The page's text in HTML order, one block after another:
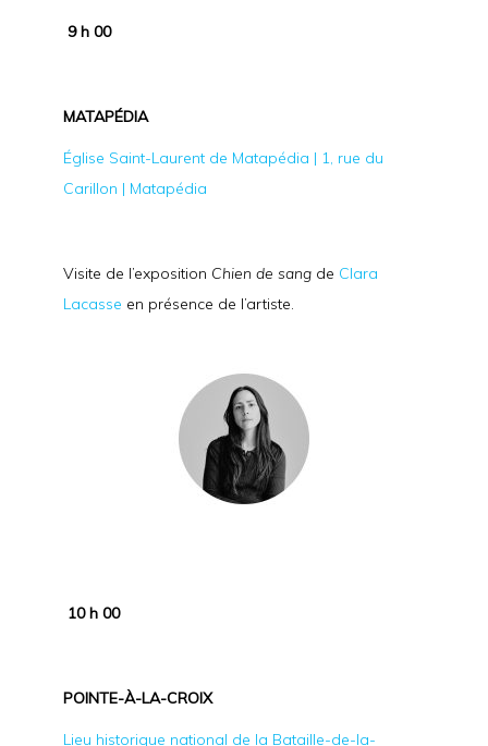
9 h 00
MATAPÉDIA
Église Saint-Laurent de Matapédia | 1, rue du
Carillon | Matapédia
Visite de l’exposition Chien de sang de Clara
Lacasse en présence de l’artiste.
10 h 00
POINTE-À-LA-CROIX
Lieu historique national de la Bataille-de-la-